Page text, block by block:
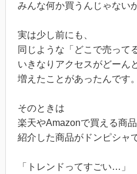
みんな何か買うんじゃない
実は少し前にも、
同じような「どこで売って
いきなりアクセスがどーん
増えたことがあったんです。
そのときは
楽天やAmazonで買える商品
紹介した商品がドンピシャ
「トレンドってすごい…」